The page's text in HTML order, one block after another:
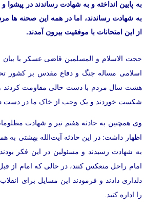
به پایین انداخته و به شهادت رساندند در
به شهادت رساندند، اما در همه این صحنه ها
از این امتحانات با موفقیت بیرون آمدند.
حجت الاسلام و المسلمین قاضی عسکر با بیان
اسلامی مساله جنگ و دفاع مقدس بر کشور
هشت سال مردم با دست خالی مقاومت کردند
شکست خوردند و یک وجب از خاک ما در دست
وی همچنین به حادثه هفتم تیر و شهادت
به شهادت رسیدند و مسئولین در این فکر
امام راحل منعکس کنند، در حالی که امام از
دلداری دادند و فرمودند این مسایل برای
را اداره کنید.